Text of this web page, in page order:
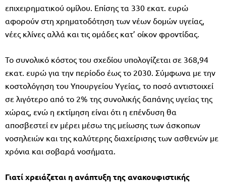
επιχειρηματικού ομίλου. Επίσης τα 330 εκατ. ευρώ
αφορούν στη χρηματοδότηση των νέων δομών υγείας,
νέες κλίνες αλλά και τις ομάδες κατ’ οίκον φροντίδας.
Το συνολικό κόστος του σχεδίου υπολογίζεται σε 368,94
εκατ. ευρώ για την περίοδο έως το 2030. Σύμφωνα με την
κοστολόγηση του Υπουργείου Υγείας, το ποσό αντιστοιχεί
σε λιγότερο από το 2% της συνολικής δαπάνης υγείας της
χώρας, ενώ η εκτίμηση είναι ότι η επένδυση θα
αποσβεστεί εν μέρει μέσω της μείωσης των άσκοπων
νοσηλειών και της καλύτερης διαχείρισης των ασθενών με
χρόνια και σοβαρά νοσήματα.
Γιατί χρειάζεται η ανάπτυξη της ανακουφιστικής